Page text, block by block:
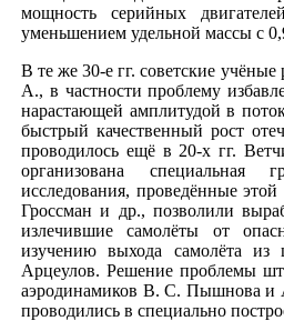
мощность серийных
уменьшением удельной массы с
В те же 30-е гг. советские
А., в частности проблему
нарастающей амплитудой в
быстрый качественный рост
проводилось ещё в 20-х гг.
организована специальная
исследования, проведённые
Гроссман и др., позволили
излечившие самолёты от
изучению выхода самолёта
Арцеулов. Решение проблемы
аэродинамиков В. С. Пышнова и
проводились в специально